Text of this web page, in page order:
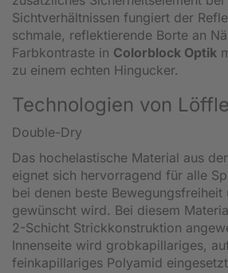
Sichtverhältnissen fungiert der
schmale, reflektierende Borte an
Farbkontraste in Colorblock Optik
zu einem echten Hingucker.
Technologien von
Double-Dry
Das hochelastische Material aus
eignet sich hervorragend für alle
bei denen beste
gewünscht wird. Bei diesem
2-Schicht Strickkonstruktion
Innenseite wird grobkapillariges,
feinkapillariges Polyamid